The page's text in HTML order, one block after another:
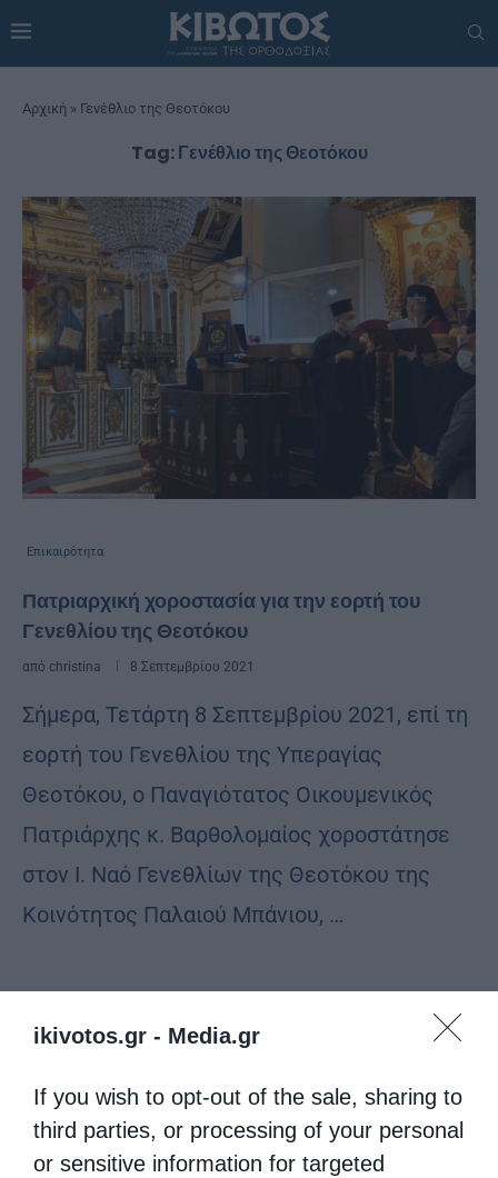
ikivotos.gr - Media.gr
If you wish to opt-out of the sale, sharing to
third parties, or processing of your personal
or sensitive information for targeted
Αρχική » Γενέθλιο της Θεοτόκου
Tag:Γενέθλιο της Θεοτόκου
Επικαιρότητα
Πατριαρχική χοροστασία για την εορτή του
Γενεθλίου της Θεοτόκου
από christina 8 Σεπτεμβρίου 2021
Σήμερα, Τετάρτη 8 Σεπτεμβρίου 2021, επί τη
εορτή του Γενεθλίου της Υπεραγίας
Θεοτόκου, ο Παναγιότατος Οικουμενικός
Πατριάρχης κ. Βαρθολομαίος χοροστάτησε
στον Ι. Ναό Γενεθλίων της Θεοτόκου της
Κοινότητος Παλαιού Μπάνιου, …